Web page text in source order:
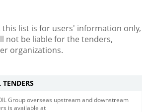
this list is for users' information only,
not be liable for the tenders,
organizations.
Group overseas upstream and downstream
is available at